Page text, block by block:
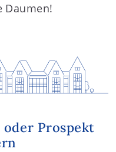
Daumen!
Prospekt